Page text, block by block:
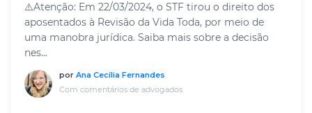
⚠️Atenção: Em 22/03/2024, o STF tirou o direito dos
aposentados à Revisão da Vida Toda, por meio de
uma manobra jurídica. Saiba mais sobre a decisão
nes...
por Ana Cecília Fernandes
Com comentários de advogados